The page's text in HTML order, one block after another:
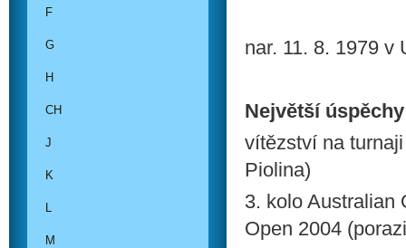
nar. 11. 8. 1979 v
Největší
vítězství na
Piolina)
3. kolo Australian
Open 2004
F
G
H
CH
J
K
L
M